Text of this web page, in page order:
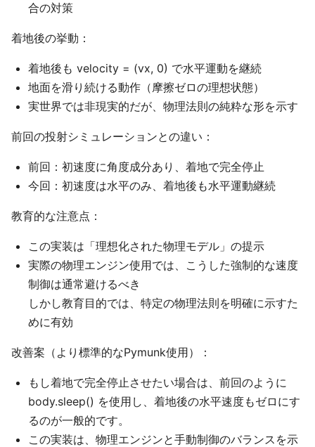
合の対策
着地後の挙動：
着地後も velocity = (vx, 0) で水平運動を継続
地面を滑り続ける動作（摩擦ゼロの理想状態）
実世界では非現実的だが、物理法則の純粋な形を示す
前回の投射シミュレーションとの違い：
前回：初速度に角度成分あり、着地で完全停止
今回：初速度は水平のみ、着地後も水平運動継続
教育的な注意点：
この実装は「理想化された物理モデル」の提示
実際の物理エンジン使用では、こうした強制的な速度
制御は通常避けるべき
しかし教育目的では、特定の物理法則を明確に示すた
めに有効
改善案（より標準的なPymunk使用）：
もし着地で完全停止させたい場合は、前回のように
body.sleep() を使用し、着地後の水平速度もゼロにす
るのが一般的です。
この実装は、物理エンジンと手動制御のバランスを示